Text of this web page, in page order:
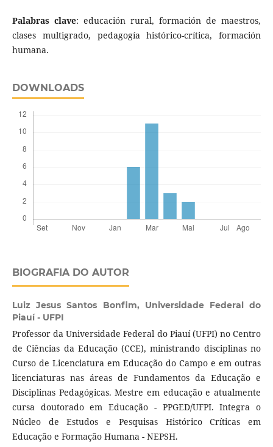
Palabras clave: educación rural, formación de maestros,
clases multigrado, pedagogía histórico-crítica, formación
humana.
DOWNLOADS
BIOGRAFIA DO AUTOR
Luiz Jesus Santos Bonfim, Universidade Federal do
Piauí - UFPI
Professor da Universidade Federal do Piauí (UFPI) no Centro
de Ciências da Educação (CCE), ministrando disciplinas no
Curso de Licenciatura em Educação do Campo e em outras
licenciaturas nas áreas de Fundamentos da Educação e
Disciplinas Pedagógicas. Mestre em educação e atualmente
cursa doutorado em Educação - PPGED/UFPI. Integra o
Núcleo de Estudos e Pesquisas Histórico Críticas em
Educação e Formação Humana - NEPSH.